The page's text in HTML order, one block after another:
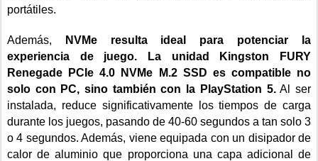
portátiles.
Además, NVMe resulta ideal para potenciar la
experiencia de juego. La unidad Kingston FURY
Renegade PCIe 4.0 NVMe M.2 SSD es compatible no
solo con PC, sino también con la PlayStation 5.Al ser
instalada, reduce significativamente los tiempos de carga
durante los juegos, pasando de 40-60 segundos a tan solo 3
o 4 segundos. Además, viene equipada con un disipador de
calor de aluminio que proporciona una capa adicional de